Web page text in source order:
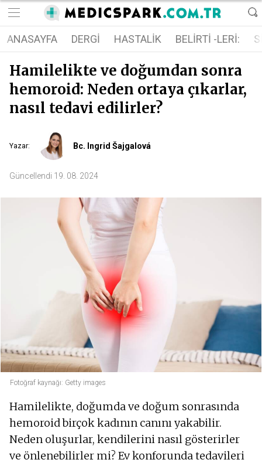
ANASAYFA DERGI HASTALIK BELIRTI -LERI:
Hamilelikte ve doğumdan sonra
hemoroid: Neden ortaya çıkarlar,
nasıl tedavi edilirler?
Yazar: Bc. Ingrid Šajgalová
Güncellendi 19. 08. 2024
Fotoğraf kaynağı: Getty images
Hamilelikte, doğumda ve doğum sonrasında
hemoroid birçok kadının canını yakabilir.
Neden oluşurlar, kendilerini nasıl gösterirler
ve önlenebilirler mi? Ev konforunda tedavileri